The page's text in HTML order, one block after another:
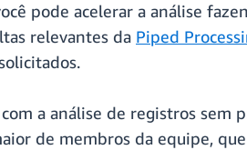
pode acelerar a análise
relevantes da Piped
a análise de registros sem
de membros da equipe,